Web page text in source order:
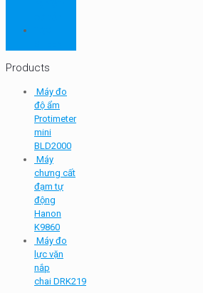
Products
Máy đo
độ ẩm
Protimeter
mini
BLD2000
Máy
chưng cất
đạm tự
động
Hanon
K9860
Máy đo
lực vặn
nắp
chai DRK219